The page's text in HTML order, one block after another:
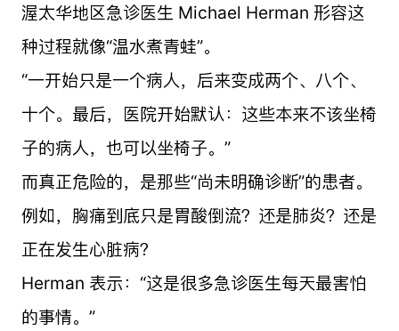
渥太华地区急诊医生 Michael Herman 形容这
种过程就像“温水煮青蛙”。
“一开始只是一个病人，后来变成两个、八个、
十个。最后，医院开始默认：这些本来不该坐椅
子的病人，也可以坐椅子。”
而真正危险的，是那些“尚未明确诊断”的患者。
例如，胸痛到底只是胃酸倒流？还是肺炎？还是
正在发生心脏病？
Herman 表示：“这是很多急诊医生每天最害怕
的事情。”